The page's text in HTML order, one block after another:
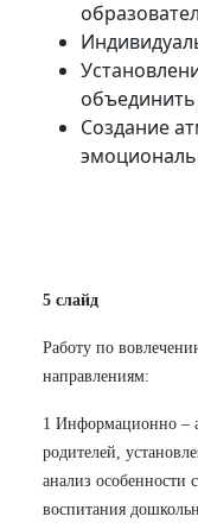
объединить
Создание
5 слайд
Работу по
направлениям:
1 Информационно –
родителей,
анализ особенности
воспитания